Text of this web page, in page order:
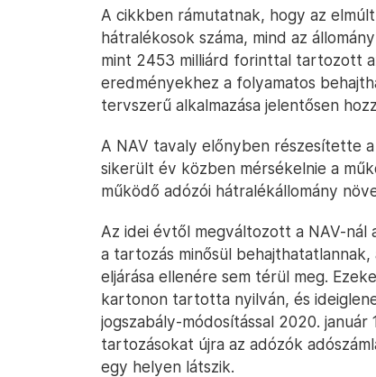
A cikkben rámutatnak, hogy az
hátralékosok száma, mind az
mint 2453 milliárd forinttal tartozott
eredményekhez a folyamatos
tervszerű alkalmazása jelentősen
A NAV tavaly előnyben részesítette
sikerült év közben mérsékelnie a
működő adózói hátralékállomány
Az idei évtől megváltozott a NAV-
a tartozás minősül
eljárása ellenére sem térül meg.
kartonon tartotta nyilván, és
jogszabály-módosítással 2020.
tartozásokat újra az adózók
egy helyen látszik.